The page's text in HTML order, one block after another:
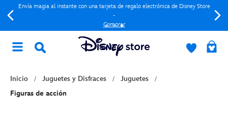
Envía magia al instante con una tarjeta de regalo electrónica de Disney Store
-
Comprar
Inicio Juguetes y Disfraces
Juguetes
Figuras de acción